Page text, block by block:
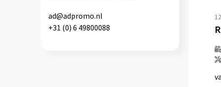
ad@adpromo.nl
+31 (0) 6 49800088